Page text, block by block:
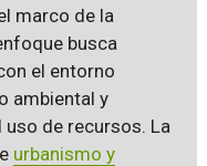
marco de la
busca
el entorno
ambiental y
de recursos. La
urbanismo y